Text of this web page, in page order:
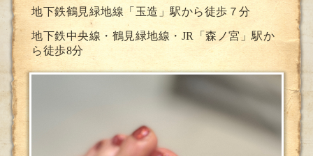
地下鉄鶴見緑地線「玉造」駅から徒歩７分
地下鉄中央線・鶴見緑地線・JR「森ノ宮」駅か
ら徒歩8分